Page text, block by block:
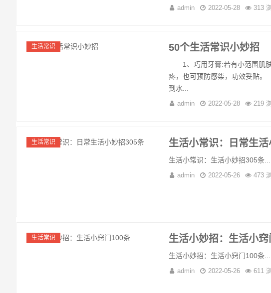
admin 2022-05-28 313
生活常识 50个生活常识小妙招
1、巧用牙膏:若有小范围肌肤
疼，也可预防感柒，功效妥贴
到水...
admin 2022-05-28 219
生活常识 生活小常识：日常生
生活小常识：生活小妙招305条...
admin 2022-05-26 473
生活常识 生活小妙招：生活小
生活小妙招：生活小窍门100条...
admin 2022-05-26 611